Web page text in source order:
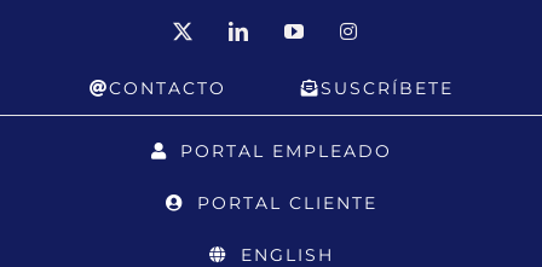
LinkedInYouTubeInstagram
CONTACTO SUSCRÍBETE
PORTAL EMPLEADO
PORTAL CLIENTE
ENGLISH